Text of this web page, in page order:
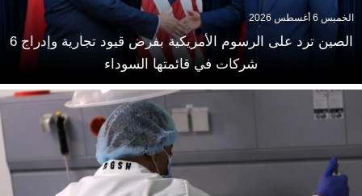
الصين ترد على الرسوم الأمريكية بفرض قيود تجارية وإدراج 6
شركات في قائمتها السوداء
الخميس 6 أغسطس 2026